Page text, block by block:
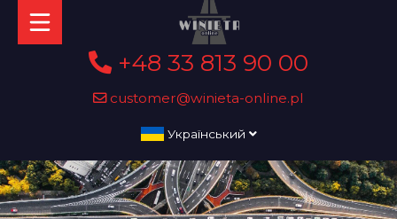
+48 33 813 90 00
customer@winieta-online.pl
Український